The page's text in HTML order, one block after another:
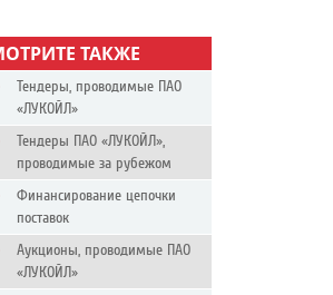
ТАКЖЕ
Тендеры, проводимые ПАО
«ЛУКОЙЛ»
Тендеры ПАО «ЛУКОЙЛ»,
проводимые за рубежом
Финансирование цепочки
поставок
Аукционы, проводимые ПАО
«ЛУКОЙЛ»